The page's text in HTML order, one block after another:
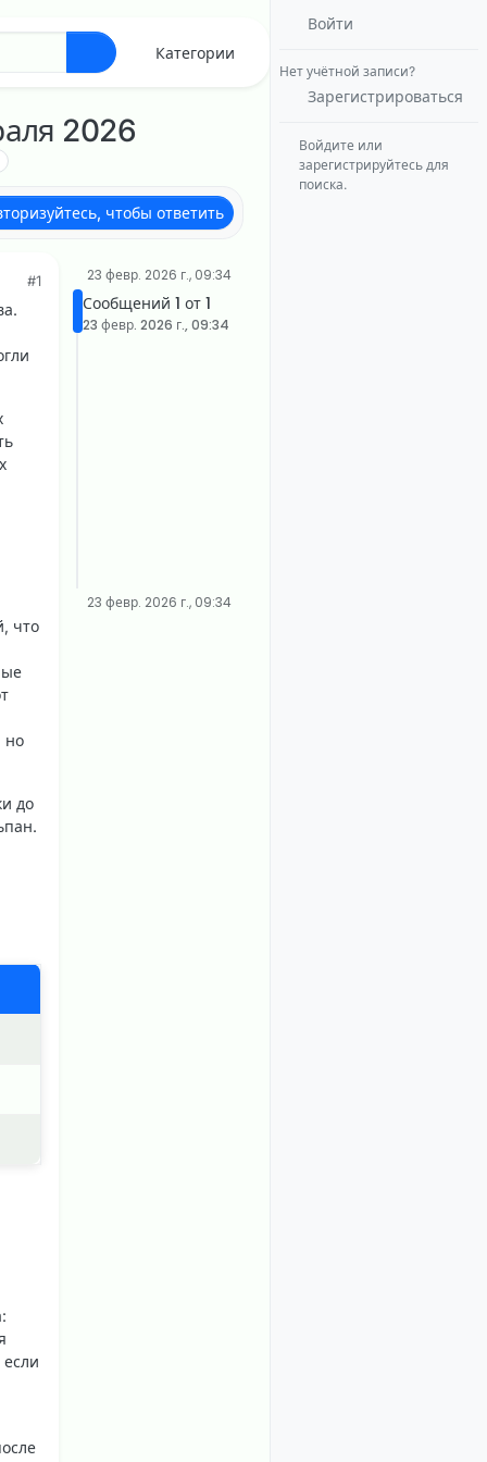
Категории
2026
чтобы ответить
#1
что
но
до
23 февр. 2026 г., 09:34
Сообщений 1 от 1
23 февр. 2026 г., 09:34
23 февр. 2026 г., 09:34
Войти
Нет учётной записи?
Зарегистрироваться
Войдите или
зарегистрируйтесь для
поиска.